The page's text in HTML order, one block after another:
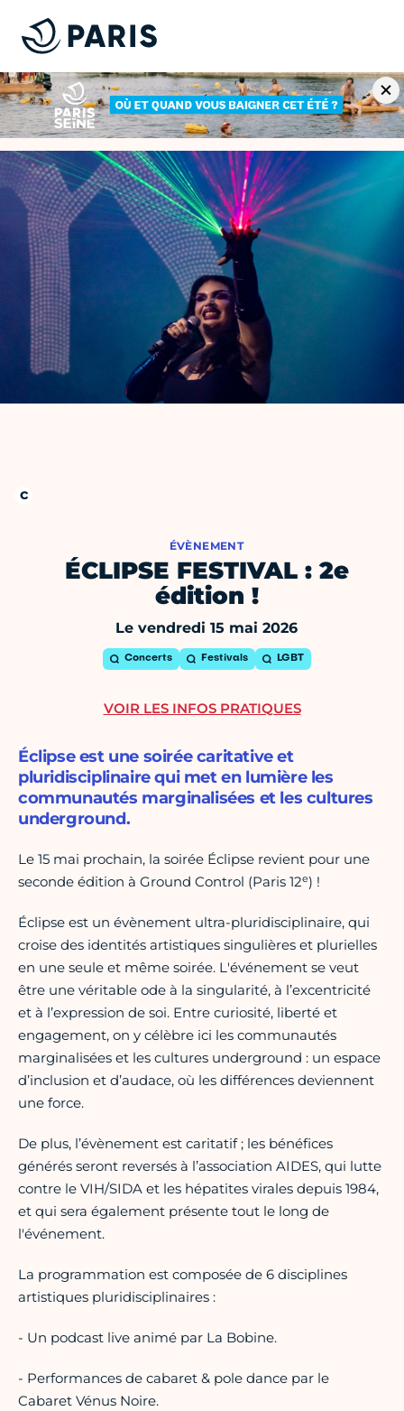
ÉVÈNEMENT
ÉCLIPSE FESTIVAL : 2e
édition !
Le vendredi 15 mai 2026
Concerts Festivals LGBT
Éclipse est une soirée caritative et
pluridisciplinaire qui met en lumière les
communautés marginalisées et les cultures
underground.
Le 15 mai prochain, la soirée Éclipse revient pour une
seconde édition à Ground Control (Paris 12e) !
Éclipse est un évènement ultra-pluridisciplinaire, qui
croise des identités artistiques singulières et plurielles
en une seule et même soirée. L'événement se veut
être une véritable ode à la singularité, à l’excentricité
et à l’expression de soi. Entre curiosité, liberté et
engagement, on y célèbre ici les communautés
marginalisées et les cultures underground : un espace
d’inclusion et d’audace, où les différences deviennent
une force.
De plus, l’évènement est caritatif ; les bénéfices
générés seront reversés à l’association AIDES, qui lutte
contre le VIH/SIDA et les hépatites virales depuis 1984,
et qui sera également présente tout le long de
l'événement.
La programmation est composée de 6 disciplines
artistiques pluridisciplinaires :
- Un podcast live animé par La Bobine.
- Performances de cabaret & pole dance par le
Cabaret Vénus Noire.
VOIR LES INFOS PRATIQUES